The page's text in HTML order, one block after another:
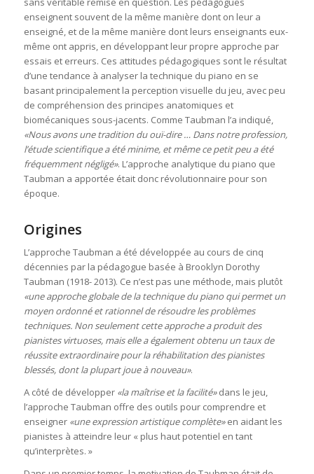
enseignent souvent de la même manière dont on leur a
enseigné, et de la même manière dont leurs enseignants eux-
même ont appris, en développant leur propre approche par
essais et erreurs. Ces attitudes pédagogiques sont le résultat
d’une tendance à analyser la technique du piano en se
basant principalement la perception visuelle du jeu, avec peu
de compréhension des principes anatomiques et
biomécaniques sous-jacents. Comme Taubman l’a indiqué,
«Nous avons une tradition du ouï-dire … Dans notre profession,
l’étude scientifique a été minime, et même ce petit peu a été
fréquemment négligé». L’approche analytique du piano que
Taubman a apportée était donc révolutionnaire pour son
époque.
Origines
L’approche Taubman a été développée au cours de cinq
décennies par la pédagogue basée à Brooklyn Dorothy
Taubman (1918- 2013). Ce n’est pas une méthode, mais plutôt
«une approche globale de la technique du piano qui permet un
moyen ordonné et rationnel de résoudre les problèmes
techniques. Non seulement cette approche a produit des
pianistes virtuoses, mais elle a également obtenu un taux de
réussite extraordinaire pour la réhabilitation des pianistes
blessés, dont la plupart joue à nouveau».
A côté de développer «la maîtrise et la facilité»dans le jeu,
l’approche Taubman offre des outils pour comprendre et
enseigner «une expression artistique complète»en aidant les
pianistes à atteindre leur « plus haut potentiel en tant
qu’interprètes. »